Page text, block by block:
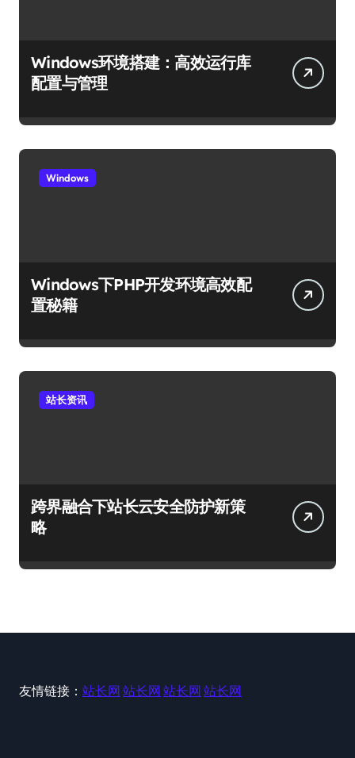
Windows环境搭建：高效运行库
配置与管理
Windows
Windows下PHP开发环境高效配
置秘籍
站长资讯
跨界融合下站长云安全防护新策
略
友情链接： 站长网 站长网 站长网 站长网